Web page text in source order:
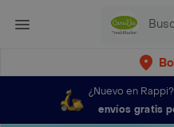
¿Nuevo en Rappi?
envíos gratis